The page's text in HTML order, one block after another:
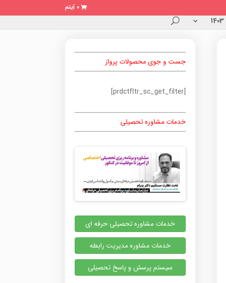
0 آیتم
جست و جوی محصولات پرواز
[prdctfltr_sc_get_filter]
خدمات مشاوره تحصیلی
خدمات مشاوره تحصیلی حرفه ای
خدمات مشاوره مدیریت رابطه
سیستم پرسش و پاسخ تحصیلی